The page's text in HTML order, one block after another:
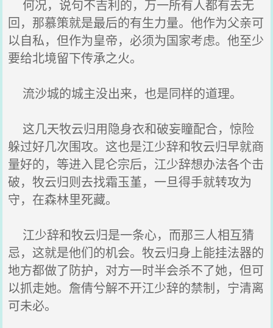
何况，说句不吉利的，万一所有人都有去无
回，那慕策就是最后的有生力量。他作为父亲可
以自私，但作为皇帝，必须为国家考虑。他至少
要给北境留下传承之火。
流沙城的城主没出来，也是同样的道理。
这几天牧云归用隐身衣和破妄瞳配合，惊险
躲过好几次围攻。这也是江少辞和牧云归早就商
量好的，等进入昆仑宗后，江少辞想办法各个击
破，牧云归则去找霜玉堇，一旦得手就转攻为
守，在森林里死藏。
江少辞和牧云归是一条心，而那三人相互猜
忌，这就是他们的机会。牧云归身上能挂法器的
地方都做了防护，对方一时半会杀不了她，但可
以抓走她。詹倩兮解不开江少辞的禁制，宁清离
可未必。